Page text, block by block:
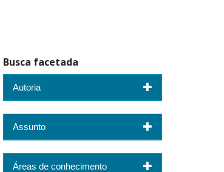
Busca facetada
Autoria
Assunto
Áreas de conhecimento